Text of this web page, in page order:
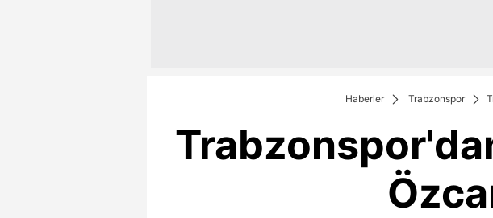
Haberler Trabzonspor